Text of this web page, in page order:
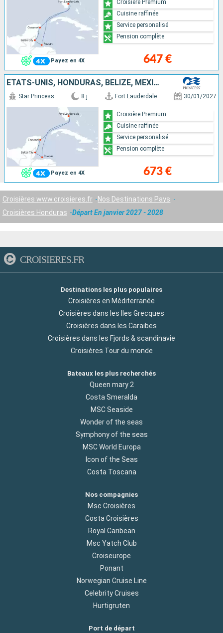
Payez en 4X 647 €
Croisière Premium
Cuisine raffinée
Service personalisé
Pension complète
ÉTATS-UNIS, HONDURAS, BELIZE, MEXIQUE
Payez en 4X
Star Princess 8 j Fort Lauderdale 30/01/2027
673 €
Croisière Premium
Cuisine raffinée
Service personalisé
Pension complète
Croisières www.croisieres.fr
Nos Destinations Pays
Croisières Honduras
Départ En janvier 2027 - 2028
CROISIERES.FR
Destinations les plus populaires
Croisières en Méditerranée
Croisières dans les Iles Grecques
Croisières dans les Caraibes
Croisières dans les Fjords & scandinavie
Croisières Tour du monde
Bateaux les plus recherchés
Queen mary 2
Costa Smeralda
MSC Seaside
Wonder of the seas
Symphony of the seas
MSC World Europa
Icon of the Seas
Costa Toscana
Nos compagnies
Msc Croisières
Costa Croisières
Royal Caribean
Msc Yatch Club
Croiseurope
Ponant
Norwegian Cruise Line
Celebrity Cruises
Hurtigruten
Port de départ